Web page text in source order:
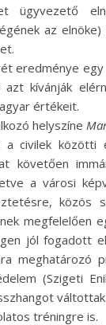
ügyvezető
az
eredménye
azt kívánják
értékeit.
helyszíne
a civilek
követően
a városi
közös
megfelelően
jól fogadott
meghatározó
(Szigeti
tréningre is.